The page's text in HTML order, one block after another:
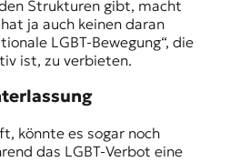
Strukturen gibt, macht
ja auch keinen daran
LGBT-Bewegung“, die
ist, zu verbieten.
könnte es sogar noch
das LGBT-Verbot eine